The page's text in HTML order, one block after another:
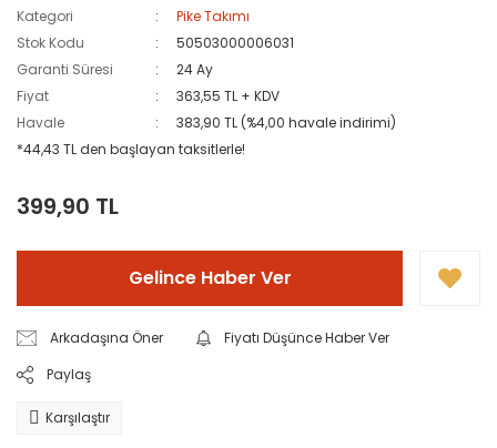
Kategori
Pike Takımı
Stok Kodu
50503000006031
Garanti Süresi
24 Ay
Fiyat
363,55 TL + KDV
Havale
383,90 TL (%4,00 havale indirimi)
*44,43 TL den başlayan taksitlerle!
399,90 TL
Gelince Haber Ver
Arkadaşına Öner
Fiyatı Düşünce Haber Ver
Paylaş
Karşılaştır